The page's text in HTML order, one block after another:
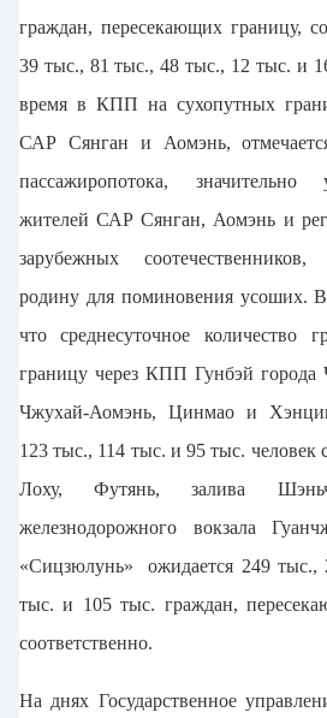
граждан, пересекающих границу,
39 тыс., 81 тыс., 48 тыс., 12 тыс. и
время в КПП на сухопутных
САР Сянган и Аомэнь,
пассажиропотока, значительно
жителей САР Сянган, Аомэнь и
зарубежных
родину для поминовения усоших. В
что среднесуточное количество
границу через КПП Гунбэй города
Чжухай-Аомэнь, Цинмао и
123 тыс., 114 тыс. и 95 тыс.
Лоху, Футянь, залива
железнодорожного вокзала
«Сицзюлунь» ожидается 249 тыс.,
тыс. и 105 тыс. граждан,
соответственно.
На днях Государственное